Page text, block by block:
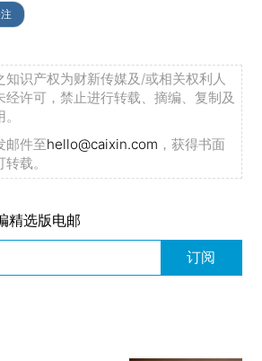
知识产权为财新传媒及/或相关权利人
经许可，禁止进行转载、摘编、复制及
邮件至hello@caixin.com ，获得书面
载。
精选版电邮
订阅